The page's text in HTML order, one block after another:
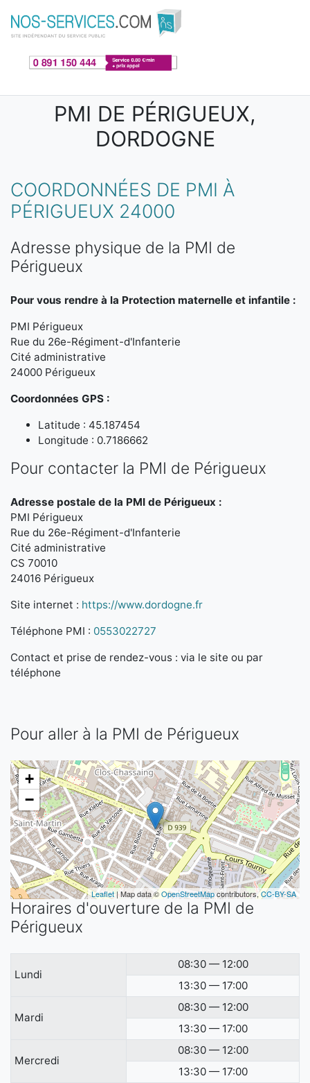
Aller au contenu principal
PMI DE PÉRIGUEUX,
DORDOGNE
COORDONNÉES DE PMI À
PÉRIGUEUX 24000
Adresse physique de la PMI de
Périgueux
Pour vous rendre à la Protection maternelle et infantile :
PMI Périgueux
Rue du 26e-Régiment-d'Infanterie
Cité administrative
24000 Périgueux
Coordonnées GPS :
Latitude : 45.187454
Longitude : 0.7186662
Pour contacter la PMI de Périgueux
Adresse postale de la PMI de Périgueux :
PMI Périgueux
Rue du 26e-Régiment-d'Infanterie
Cité administrative
CS 70010
24016 Périgueux
Site internet : https://www.dordogne.fr
Téléphone PMI : 0553022727
Contact et prise de rendez-vous : via le site ou par
téléphone
Pour aller à la PMI de Périgueux
+
−
Leaflet| Map data ©OpenStreetMapcontributors,CC-BY-SA
Horaires d'ouverture de la PMI de
Périgueux
Lundi
08:30 — 12:00
13:30 — 17:00
Mardi
08:30 — 12:00
13:30 — 17:00
Mercredi
08:30 — 12:00
13:30 — 17:00